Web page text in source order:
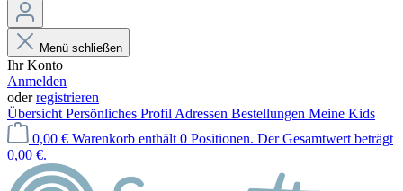
Menü schließen
Ihr Konto
Anmelden
oderregistrieren
Übersicht Persönliches Profil Adressen Bestellungen Meine Kids
0,00 € Warenkorb enthält 0 Positionen. Der Gesamtwert beträgt
0,00 €.